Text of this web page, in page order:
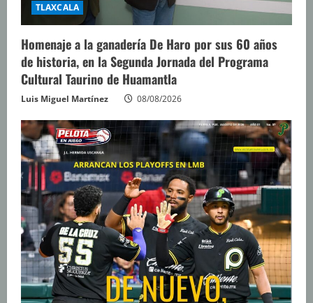
TLAXCALA
Homenaje a la ganadería De Haro por sus 60 años
de historia, en la Segunda Jornada del Programa
Cultural Taurino de Huamantla
Luis Miguel Martínez 08/08/2026